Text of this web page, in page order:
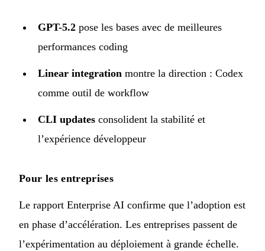
GPT-5.2 pose les bases avec de meilleures
performances coding
Linear integration montre la direction : Codex
comme outil de workflow
CLI updates consolident la stabilité et
l’expérience développeur
Pour les entreprises
Le rapport Enterprise AI confirme que l’adoption est
en phase d’accélération. Les entreprises passent de
l’expérimentation au déploiement à grande échelle.